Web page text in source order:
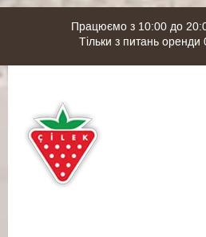
Працюємо з 10:00 до
Тільки з питань